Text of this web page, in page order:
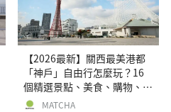
【2026最新】關西最美港都
「神戶」自由行怎麼玩？16
個精選景點、美食、購物、交
通、住宿資訊彙整
MATCHA